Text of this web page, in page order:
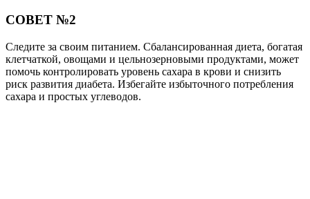
СОВЕТ №2
Следите за своим питанием. Сбалансированная диета, богатая
клетчаткой, овощами и цельнозерновыми продуктами, может
помочь контролировать уровень сахара в крови и снизить
риск развития диабета. Избегайте избыточного потребления
сахара и простых углеводов.